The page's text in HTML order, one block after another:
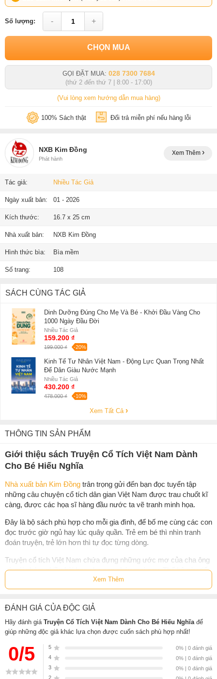
Số lượng: - +
CHỌN MUA
GỌI ĐẶT MUA: 028 7300 7684
(thứ 2 đến thứ 7 | 8:00 - 17:00)
(Vui lòng xem hướng dẫn mua hàng)
100% Sách thật Đổi trả miễn phí nếu hàng lỗi
NXB Kim Đồng
Phát hành
Xem Thêm
Tác giả: Nhiều Tác Giả
Ngày xuất bản: 01 - 2026
Kích thước: 16.7 x 25 cm
Nhà xuất bản: NXB Kim Đồng
Hình thức bìa: Bìa mềm
Số trang: 108
SÁCH CÙNG TÁC GIẢ
Dinh Dưỡng Đúng Cho Mẹ Và Bé - Khởi Đầu Vàng Cho
1000 Ngày Đầu Đời
Nhiều Tác Giả
159.200 ₫
199.000 ₫ -20%
Kinh Tế Tư Nhân Việt Nam - Động Lực Quan Trọng Nhất
Để Dân Giàu Nước Mạnh
Nhiều Tác Giả
430.200 ₫
478.000 ₫ -10%
Xem Tất Cả
THÔNG TIN SẢN PHẨM
Giới thiệu sách Truyện Cổ Tích Việt Nam Dành
Cho Bé Hiếu Nghĩa
Nhà xuất bản Kim Đồng trân trọng gửi đến bạn đọc tuyển tập
những câu chuyện cổ tích dân gian Việt Nam được trau chuốt kĩ
càng, được các họa sĩ hàng đầu nước ta vẽ tranh minh họa.
Đây là bộ sách phù hợp cho mỗi gia đình, để bố mẹ cùng các con
đọc trước giờ ngủ hay lúc quây quần. Trẻ em bé thì nhìn tranh
đoán truyện, trẻ lớn hơn thì tự đọc từng dòng.
Truyện cổ tích Việt Nam chứa đựng những ước mơ của cha ông
và gói ghém nhiều bài học cho con cháu mai sau. Thế hệ này tiếp
thế hệ kia, kể mãi cho con trẻ nghe những câu chuyện không bao
giờ cũ.
10 TRUYỆN TRONG CUỐN SÁCH NÀY:
Cậu bé Tích Chu
Người con nuôi hiếu thảo
Nàng công chúa bán than
Chử Đồng Tử và Tiên Dung
Sinh con rồi mới sinh cha
Xem Thêm
ĐÁNH GIÁ CỦA ĐỘC GIẢ
Hãy đánh giá Truyện Cổ Tích Việt Nam Dành Cho Bé Hiếu Nghĩa để
giúp những độc giả khác lựa chọn được cuốn sách phù hợp nhất!
0/5 5
0% | 0 đánh giá
4
0% | 0 đánh giá
3
0% | 0 đánh giá
2